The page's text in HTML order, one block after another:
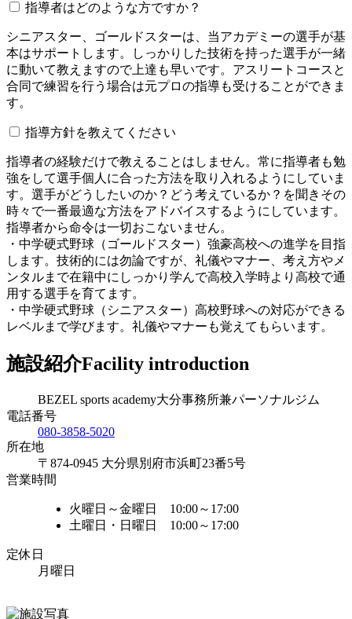
指導者はどのような方ですか？
シニアスター、ゴールドスターは、当アカデミーの選手が基
本はサポートします。しっかりした技術を持った選手が一緒
に動いて教えますので上達も早いです。アスリートコースと
合同で練習を行う場合は元プロの指導も受けることができま
す。
指導方針を教えてください
指導者の経験だけで教えることはしません。常に指導者も勉
強をして選手個人に合った方法を取り入れるようにしていま
す。選手がどうしたいのか？どう考えているか？を聞きその
時々で一番最適な方法をアドバイスするようにしています。
指導者から命令は一切おこないません。
・中学硬式野球（ゴールドスター）強豪高校への進学を目指
します。技術的には勿論ですが、礼儀やマナー、考え方やメ
ンタルまで在籍中にしっかり学んで高校入学時より高校で通
用する選手を育てます。
・中学硬式野球（シニアスター）高校野球への対応ができる
レベルまで学びます。礼儀やマナーも覚えてもらいます。
施設紹介Facility introduction
BEZEL sports academy大分事務所兼パーソナルジム
電話番号
080-3858-5020
所在地
〒874-0945 大分県別府市浜町23番5号
営業時間
火曜日～金曜日 10:00～17:00
土曜日・日曜日 10:00～17:00
定休日
月曜日